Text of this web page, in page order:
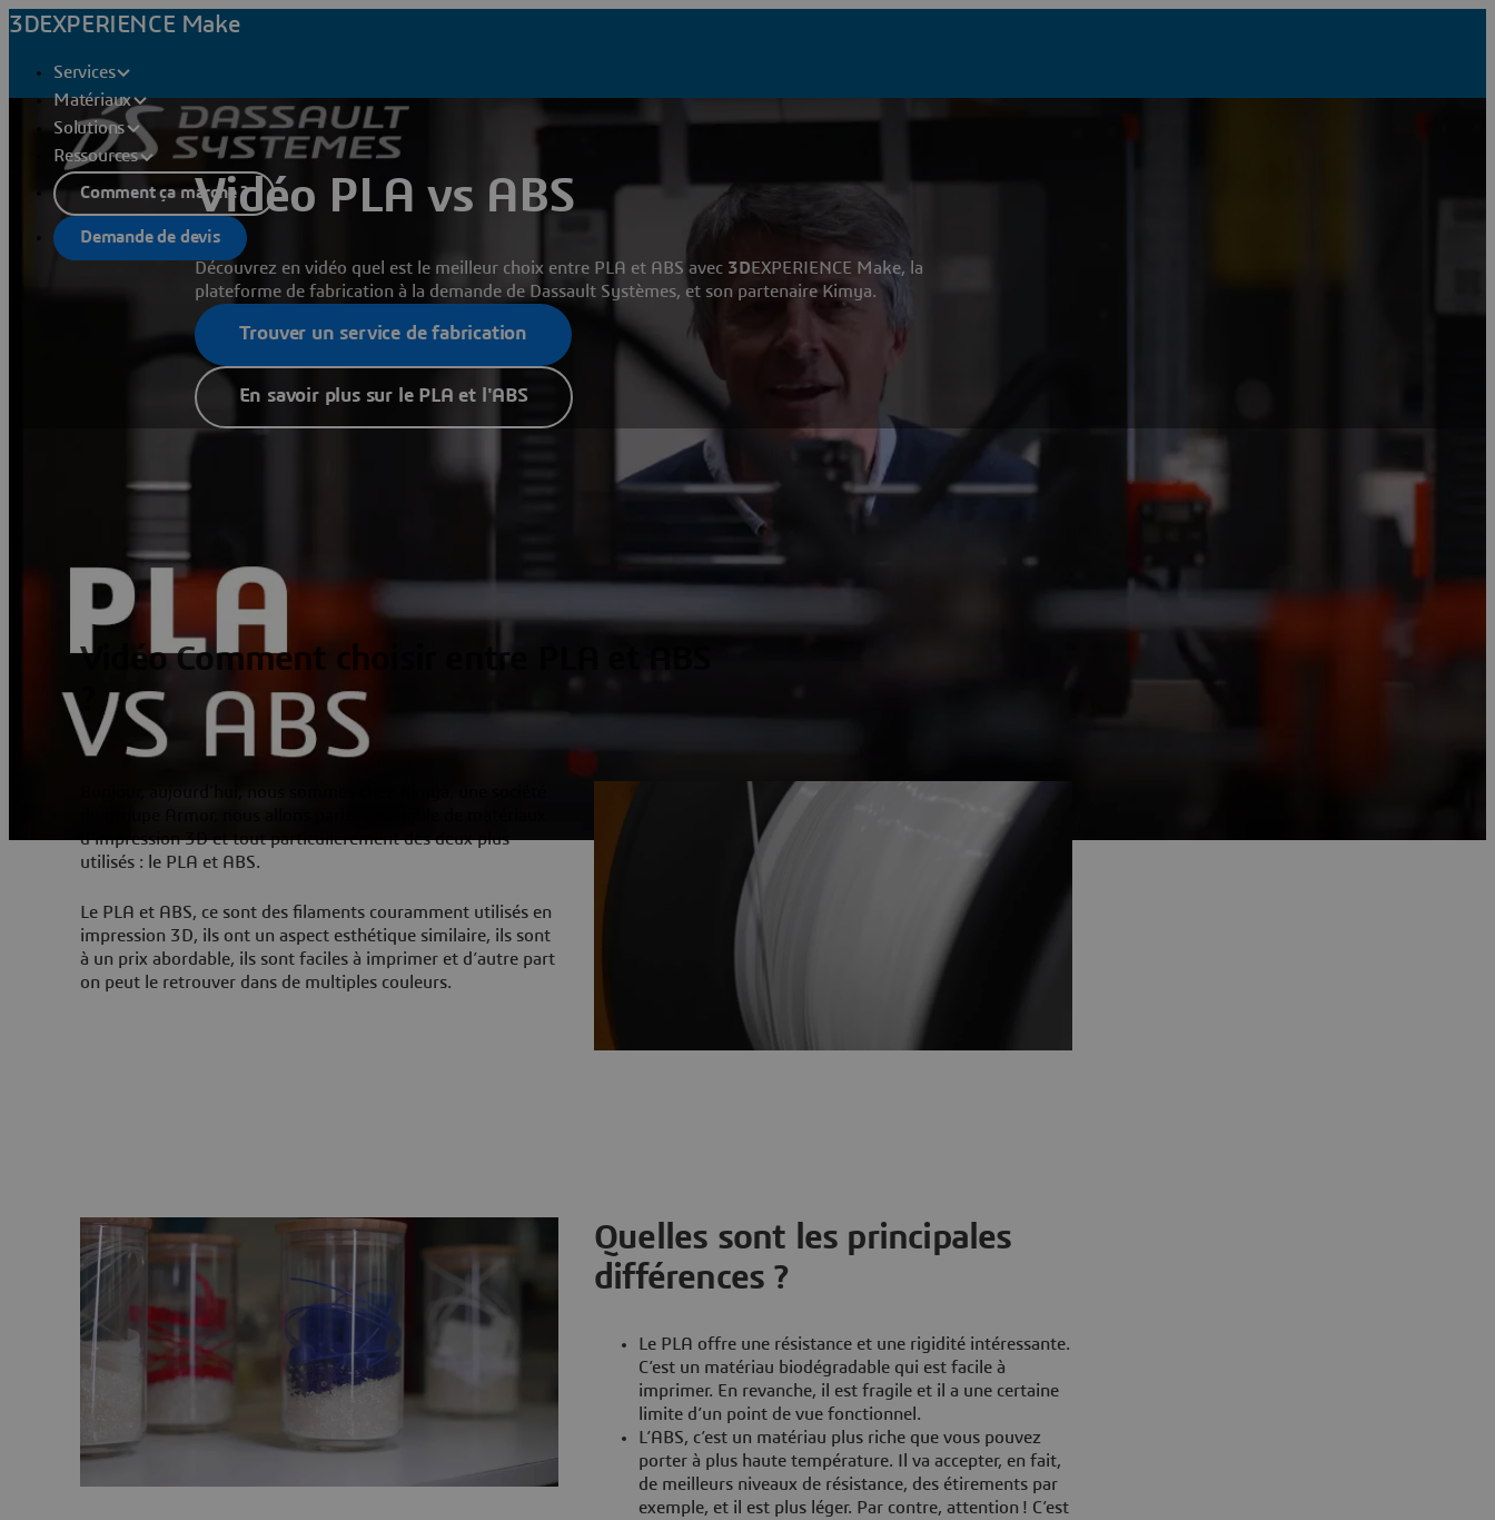
3DEXPERIENCE Make
Services
Matériaux
Solutions
Ressources
Comment ça marche ?
Demande de devis
Vidéo PLA vs ABS
Découvrez en vidéo quel est le meilleur choix entre PLA et ABS avec 3D EXPERIENCE Make, la
plateforme de fabrication à la demande de Dassault Systèmes, et son partenaire Kimya.
Trouver un service de fabrication
En savoir plus sur le PLA et l'ABS
Vidéo Comment choisir entre PLA et ABS
d’impression 3D et tout particulièrement des deux plus
utilisés : le PLA et ABS.
Le PLA et ABS, ce sont des filaments couramment utilisés en
impression 3D, ils ont un aspect esthétique similaire, ils sont
à un prix abordable, ils sont faciles à imprimer et d’autre part
on peut le retrouver dans de multiples couleurs.
Quelles sont les principales
différences ?
Le PLA offre une résistance et une rigidité intéressante.
C’est un matériau biodégradable qui est facile à
imprimer. En revanche, il est fragile et il a une certaine
limite d’un point de vue fonctionnel.
L’ABS, c’est un matériau plus riche que vous pouvez
porter à plus haute température. Il va accepter, en fait,
de meilleurs niveaux de résistance, des étirements par
exemple, et il est plus léger. Par contre, attention ! C’est